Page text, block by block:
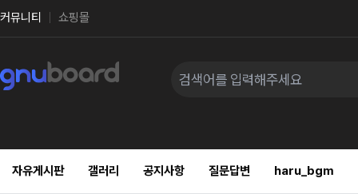
커뮤니티 쇼핑몰
자유게시판 갤러리 공지사항 질문답변 haru_bgm